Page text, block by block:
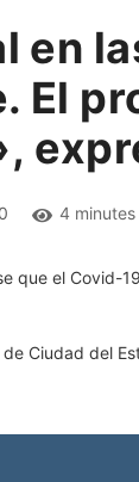
en
El
4 minutes
Ciudad del